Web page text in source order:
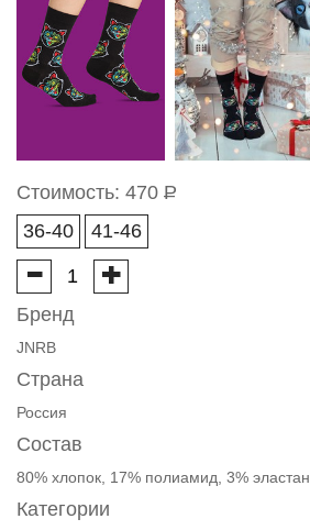
Стоимость: 470 Р
36-40
41-46
Бренд
JNRB
Страна
Россия
Состав
80% хлопок, 17% полиамид, 3% эластан
Категории